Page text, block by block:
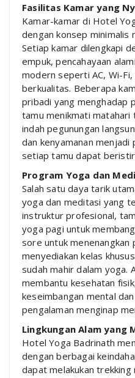
Fasilitas Kamar yang
Kamar-kamar di Hotel
dengan konsep minimalis
Setiap kamar dilengkapi
empuk, pencahayaan
modern seperti AC, Wi-
berkualitas. Beberapa
pribadi yang menghadap
tamu menikmati
indah pegunungan
dan kenyamanan
setiap tamu dapat
Program Yoga dan
Salah satu daya tarik
yoga dan meditasi yang
instruktur profesional,
yoga pagi untuk
sore untuk menenangkan
menyediakan kelas
sudah mahir dalam yoga.
membantu kesehatan
keseimbangan mental
pengalaman menginap
Lingkungan Alam yang
Hotel Yoga Badrinath
dengan berbagai
dapat melakukan